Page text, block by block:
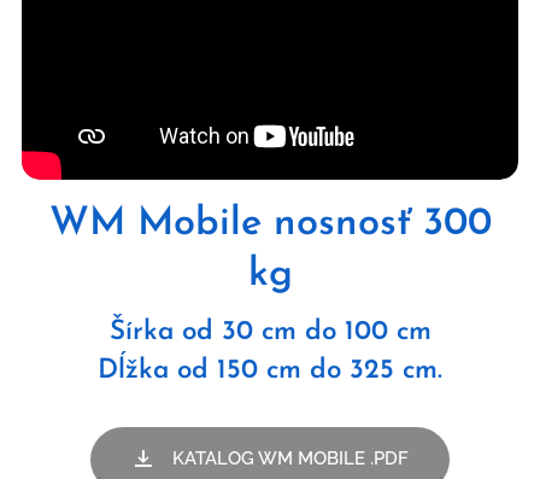
WM Mobile nosnosť 300
kg
Šírka od 30 cm do 100 cm
Dĺžka od 150 cm do 325 cm.
KATALOG WM MOBILE .PDF